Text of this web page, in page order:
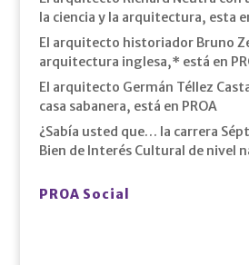
la ciencia y la arquitectura, esta
El arquitecto historiador Bruno
arquitectura inglesa,* está en
El arquitecto Germán Téllez
casa sabanera, está en PROA
¿Sabía usted que… la carrera
Bien de Interés Cultural de nivel
PROA Social